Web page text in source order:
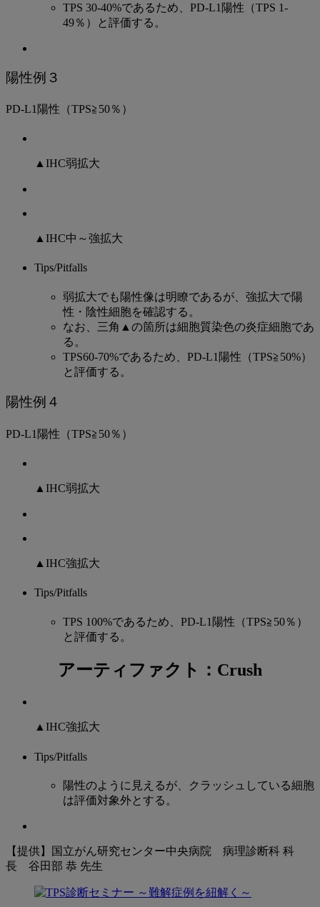
TPS 30-40%であるため、PD-L1陽性（TPS 1-
49％）と評価する。
陽性例３
PD-L1陽性（TPS≧50％）
▲IHC弱拡大
▲IHC中～強拡大
Tips/Pitfalls
弱拡大でも陽性像は明瞭であるが、強拡大で陽
性・陰性細胞を確認する。
なお、三角▲の箇所は細胞質染色の炎症細胞であ
る。
TPS60-70%であるため、PD-L1陽性（TPS≧50%）
と評価する。
陽性例４
PD-L1陽性（TPS≧50％）
▲IHC弱拡大
▲IHC強拡大
Tips/Pitfalls
TPS 100%であるため、PD-L1陽性（TPS≧50％）
と評価する。
アーティファクト：Crush
▲IHC強拡大
Tips/Pitfalls
陽性のように見えるが、クラッシュしている細胞
は評価対象外とする。
【提供】国立がん研究センター中央病院 病理診断科 科
長 谷田部 恭 先生